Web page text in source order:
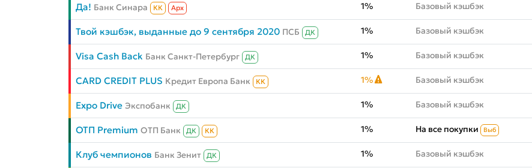
Да! Банк Синара КК Aрх 1% Базовый кэшбэк
Твой кэшбэк, выданные до 9 сентября 2020 ПСБ ДК 1% Базовый кэшбэк
Visa Cash Back Банк Санкт-Петербург ДК 1% Базовый кэшбэк
CARD CREDIT PLUS Кредит Европа Банк КК 1% Базовый кэшбэк
Expo Drive Экспобанк ДК 1% Базовый кэшбэк
ОТП Premium ОТП Банк ДК КК 1% На все покупки Выб
Клуб чемпионов Банк Зенит ДК 1% Базовый кэшбэк